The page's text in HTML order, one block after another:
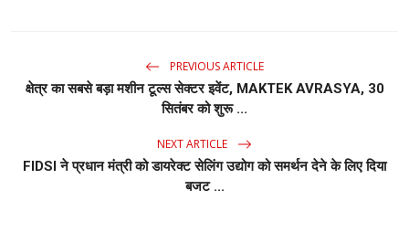
PREVIOUS ARTICLE
क्षेत्र का सबसे बड़ा मशीन टूल्स सेक्टर इवेंट, MAKTEK AVRASYA, 30
सितंबर को शुरू ...
NEXT ARTICLE
FIDSI ने प्रधान मंत्री को डायरेक्ट सेलिंग उद्योग को समर्थन देने के लिए दिया
बजट ...